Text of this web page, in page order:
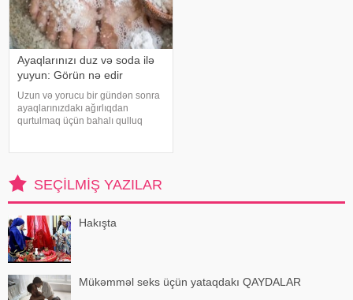
Ayaqlarınızı duz və soda ilə
yuyun: Görün nə edir
Uzun və yorucu bir gündən sonra
ayaqlarınızdakı ağırlıqdan
qurtulmaq üçün bahalı qulluq
SEÇILMIŞ YAZILAR
Hakışta
Mükəmməl seks üçün yataqdakı QAYDALAR